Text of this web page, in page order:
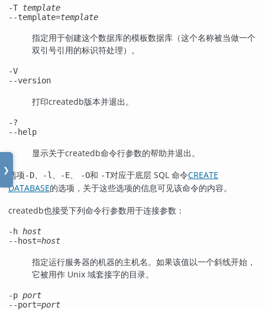
❯
-T template
--template=template
指定用于创建这个数据库的模板数据库（这个名称被当做一个
双引号引用的标识符处理）。
-V
--version
打印createdb版本并退出。
-?
--help
显示关于createdb命令行参数的帮助并退出。
选项-D、 -l、 -E、 -O和 -T对应于底层 SQL 命令CREATE
DATABASE的选项，关于这些选项的信息可见该命令的内容。
createdb也接受下列命令行参数用于连接参数：
-h host
--host=host
指定运行服务器的机器的主机名。如果该值以一个斜线开始，
它被用作 Unix 域套接字的目录。
-p port
--port=port